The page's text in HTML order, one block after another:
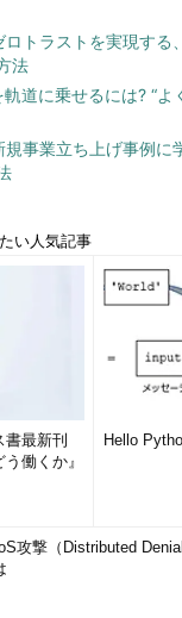
ロトラストを実現する
法
道に乗せるには? “よ
規事業立ち上げ事例に
い人気記事
書最新刊
働くか』
Hello
攻撃（Distributed